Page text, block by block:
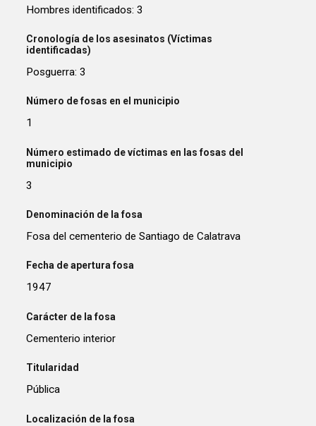
Hombres identificados: 3
Cronología de los asesinatos (Víctimas
identificadas)
Posguerra: 3
Número de fosas en el municipio
1
Número estimado de víctimas en las fosas del
municipio
3
Denominación de la fosa
Fosa del cementerio de Santiago de Calatrava
Fecha de apertura fosa
1947
Carácter de la fosa
Cementerio interior
Titularidad
Pública
Localización de la fosa